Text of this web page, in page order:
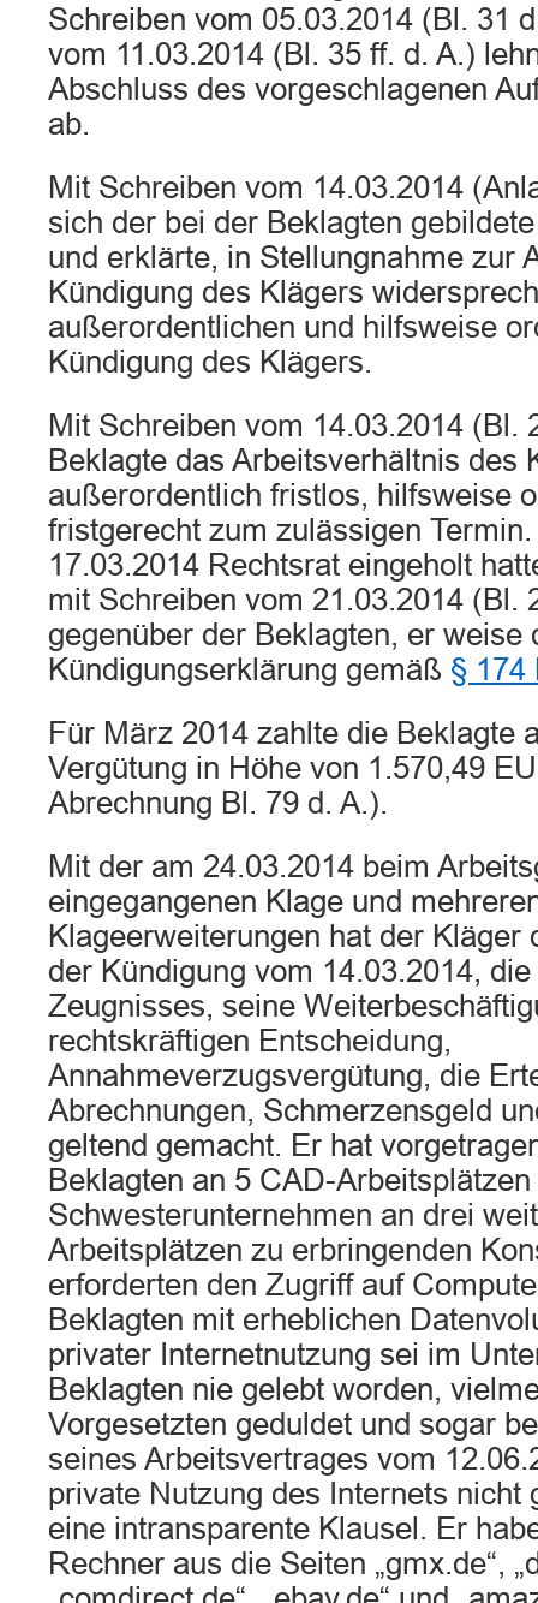
Schreiben vom 05.03.2014 (Bl. 31
vom 11.03.2014 (Bl. 35 ff. d. A.)
Abschluss des vorgeschlagenen
ab.
Mit Schreiben vom 14.03.2014
sich der bei der Beklagten
und erklärte, in Stellungnahme zur
Kündigung des Klägers
außerordentlichen und hilfsweise
Kündigung des Klägers.
Mit Schreiben vom 14.03.2014 (Bl.
Beklagte das Arbeitsverhältnis des
außerordentlich fristlos, hilfsweise
fristgerecht zum zulässigen
17.03.2014 Rechtsrat eingeholt
mit Schreiben vom 21.03.2014 (Bl.
gegenüber der Beklagten, er weise
Kündigungserklärung gemäß § 174
Für März 2014 zahlte die Beklagte
Vergütung in Höhe von 1.570,49
Abrechnung Bl. 79 d. A.).
Mit der am 24.03.2014 beim
eingegangenen Klage und
Klageerweiterungen hat der Kläger
der Kündigung vom 14.03.2014,
Zeugnisses, seine
rechtskräftigen Entscheidung,
Annahmeverzugsvergütung, die
Abrechnungen, Schmerzensgeld
geltend gemacht. Er hat
Beklagten an 5 CAD-
Schwesterunternehmen an drei
Arbeitsplätzen zu erbringenden
erforderten den Zugriff auf
Beklagten mit erheblichen
privater Internetnutzung sei im
Beklagten nie gelebt worden,
Vorgesetzten geduldet und sogar
seines Arbeitsvertrages vom
private Nutzung des Internets nicht
eine intransparente Klausel. Er
Rechner aus die Seiten „gmx.de“,